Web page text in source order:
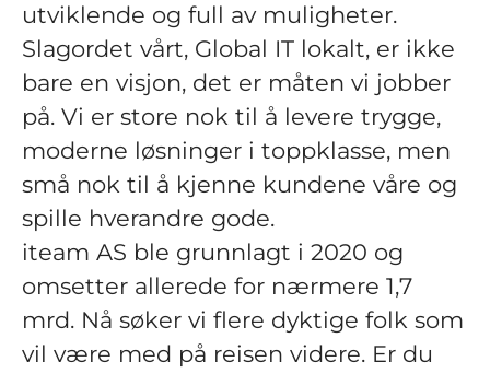
utviklende og full av muligheter.
Slagordet vårt, Global IT lokalt, er ikke
bare en visjon, det er måten vi jobber
på. Vi er store nok til å levere trygge,
moderne løsninger i toppklasse, men
små nok til å kjenne kundene våre og
spille hverandre gode.
iteam AS ble grunnlagt i 2020 og
omsetter allerede for nærmere 1,7
mrd. Nå søker vi flere dyktige folk som
vil være med på reisen videre. Er du